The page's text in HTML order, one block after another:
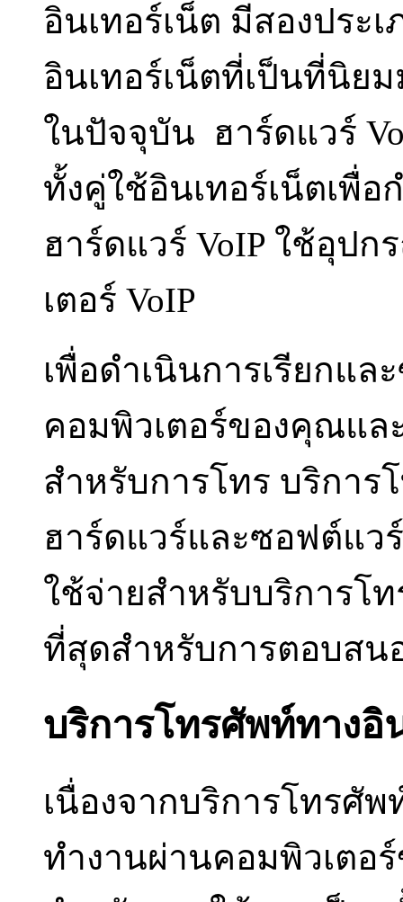
อินเทอร์เน็ต มีสองประ
อินเทอร์เน็ตที่เป็นที่นิย
ในปัจจุบัน ฮาร์ดแวร์
ทั้งคู่ใช้อินเทอร์เน็ตเพื่
ฮาร์ดแวร์ VoIP ใช้อุป
เตอร์ VoIP
เพื่อดำเนินการเรียกแ
คอมพิวเตอร์ของคุณแล
สำหรับการโทร บริการ
ฮาร์ดแวร์และซอฟต์แว
ใช้จ่ายสำหรับบริการโ
ที่สุดสำหรับการตอบสน
บริการโทรศัพท์ทางอิ
เนื่องจากบริการโทรศั
ทำงานผ่านคอมพิวเตอ